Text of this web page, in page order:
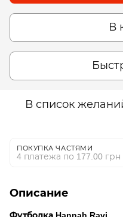
В
В список
ПОКУПКА ЧАСТЯМИ
4 платежа по 177.00 грн
Описание
Футболка Hannah Ravi